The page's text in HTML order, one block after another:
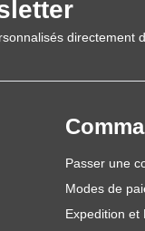
directement
Passer une
Modes de
Expedition et